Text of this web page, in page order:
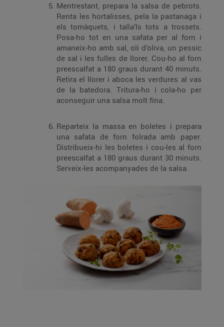
Mentrestant, prepara la salsa de pebrots.
Renta les hortalisses, pela la pastanaga i
els tomàquets, i talla’ls tots a trossets.
Posa-ho tot en una safata per al forn i
amaneix-ho amb sal, oli d’oliva, un pessic
de sal i les fulles de llorer. Cou-ho al forn
preescalfat a 180 graus durant 40 minuts.
Retira el llorer i aboca les verdures al vas
de la batedora. Tritura-ho i cola-ho per
aconseguir una salsa molt fina.
Reparteix la massa en boletes i prepara
una safata de forn folrada amb paper.
Distribueix-hi les boletes i cou-les al forn
preescalfat a 180 graus durant 30 minuts.
Serveix-les acompanyades de la salsa.